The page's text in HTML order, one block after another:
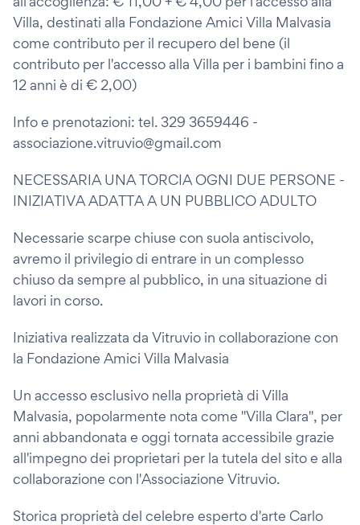
Villa, destinati alla Fondazione Amici Villa Malvasia
come contributo per il recupero del bene (il
contributo per l'accesso alla Villa per i bambini fino a
12 anni è di € 2,00)
Info e prenotazioni: tel. 329 3659446 -
associazione.vitruvio@gmail.com
NECESSARIA UNA TORCIA OGNI DUE PERSONE -
INIZIATIVA ADATTA A UN PUBBLICO ADULTO
Necessarie scarpe chiuse con suola antiscivolo,
avremo il privilegio di entrare in un complesso
chiuso da sempre al pubblico, in una situazione di
lavori in corso.
Iniziativa realizzata da Vitruvio in collaborazione con
la Fondazione Amici Villa Malvasia
Un accesso esclusivo nella proprietà di Villa
Malvasia, popolarmente nota come "Villa Clara", per
anni abbandonata e oggi tornata accessibile grazie
all'impegno dei proprietari per la tutela del sito e alla
collaborazione con l'Associazione Vitruvio.
Storica proprietà del celebre esperto d'arte Carlo